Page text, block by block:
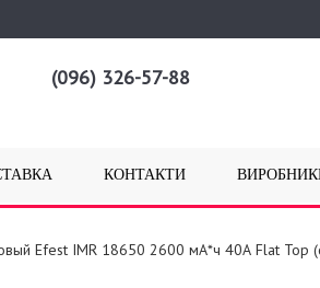
(096) 326-57-88
КОНТАКТИ
Efest IMR 18650 2600 мА*ч 40А Flat